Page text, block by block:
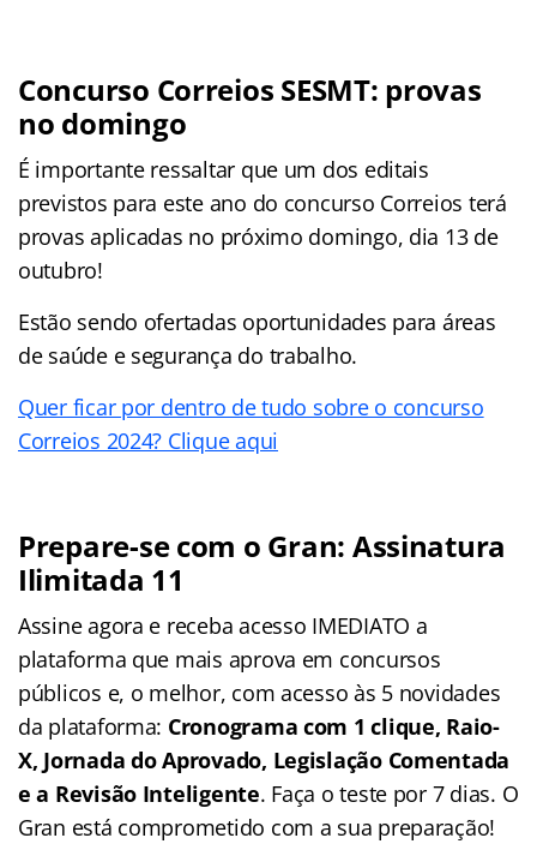
Concurso Correios SESMT: provas
no domingo
É importante ressaltar que um dos editais
previstos para este ano do concurso Correios terá
provas aplicadas no próximo domingo, dia 13 de
outubro!
Estão sendo ofertadas oportunidades para áreas
de saúde e segurança do trabalho.
Quer ficar por dentro de tudo sobre o concurso
Correios 2024? Clique aqui
Prepare-se com o Gran: Assinatura
Ilimitada 11
Assine agora e receba acesso IMEDIATO a
plataforma que mais aprova em concursos
públicos e, o melhor, com acesso às 5 novidades
da plataforma: Cronograma com 1 clique, Raio-
X, Jornada do Aprovado, Legislação Comentada
e a Revisão Inteligente. Faça o teste por 7 dias. O
Gran está comprometido com a sua preparação!